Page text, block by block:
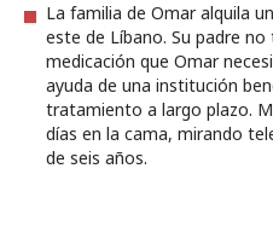
La familia de Omar alquila
este de Líbano. Su padre
medicación que Omar
ayuda de una institución
tratamiento a largo plazo.
días en la cama, mirando
de seis años.